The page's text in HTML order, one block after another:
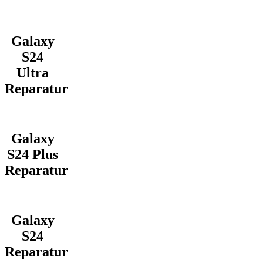
Galaxy
S24
Ultra
Reparatur
Galaxy
S24 Plus
Reparatur
Galaxy
S24
Reparatur